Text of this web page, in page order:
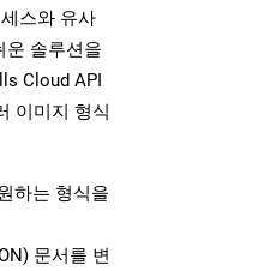
스와 유사
운 솔루션을
Cloud API
이미지 형식
하는 형식을
문서를 변